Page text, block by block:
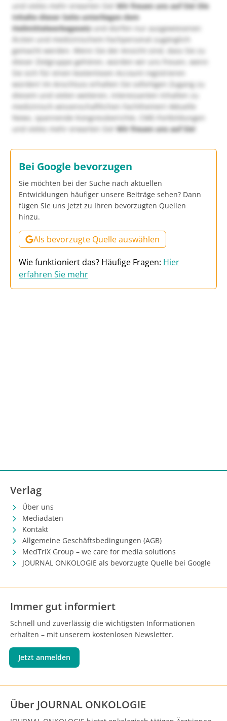
und vieles mehr erwarten Sie!Wir freuen uns auf Sie! Die
Inhalte dieser Seite unterliegen dem
Heilmittelwerbegesetzund dürfen nur ausgewiesenen
Ärzten und medizinischem Fachpersonal zugänglich
gemacht werden. Wenn Sie der Ansicht sind, dass Sie zu
dieser Zielgruppe gehören, würden wir uns freuen, wenn
Sie sich für einen kostenlosen Account registrieren
würden! Im Anschluss erhalten Sie sofortigen Zugang zu
diesem und vielen weiteren, interessanten Inhalten zu
medizinisch-wissenschaftlichen Fachthemen! Aktuelle
News, spannende Kongressberichte, CME-Fortbildungen
und vieles mehr erwarten Sie!Wir freuen uns auf Sie!
Bei Google bevorzugen
Sie möchten bei der Suche nach aktuellen
Entwicklungen häufiger unsere Beiträge sehen? Dann
fügen Sie uns jetzt zu Ihren bevorzugten Quellen
hinzu.
Als bevorzugte Quelle auswählen
Wie funktioniert das? Häufige Fragen: Hier
erfahren Sie mehr
Verlag
Über uns
Mediadaten
Kontakt
Allgemeine Geschäftsbedingungen (AGB)
MedTriX Group – we care for media solutions
JOURNAL ONKOLOGIE als bevorzugte Quelle bei Google
Immer gut informiert
Schnell und zuverlässig die wichtigsten Informationen
erhalten – mit unserem kostenlosen Newsletter.
Jetzt anmelden
Über JOURNAL ONKOLOGIE